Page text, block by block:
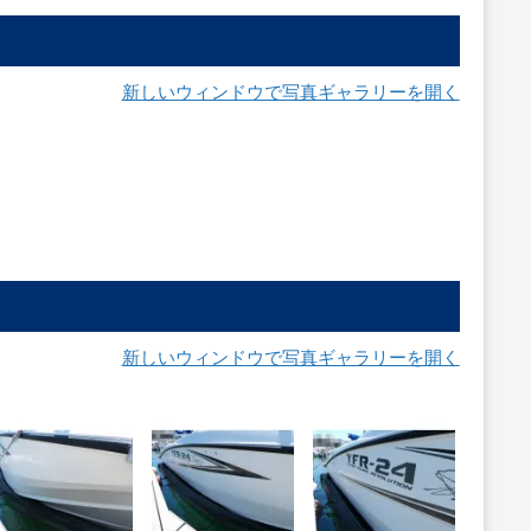
新しいウィンドウで写真ギャラリーを開く
新しいウィンドウで写真ギャラリーを開く